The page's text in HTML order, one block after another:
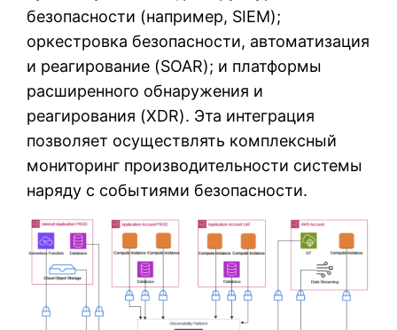
безопасности (например, SIEM);
оркестровка безопасности, автоматизация
и реагирование (SOAR); и платформы
расширенного обнаружения и
реагирования (XDR). Эта интеграция
позволяет осуществлять комплексный
мониторинг производительности системы
наряду с событиями безопасности.